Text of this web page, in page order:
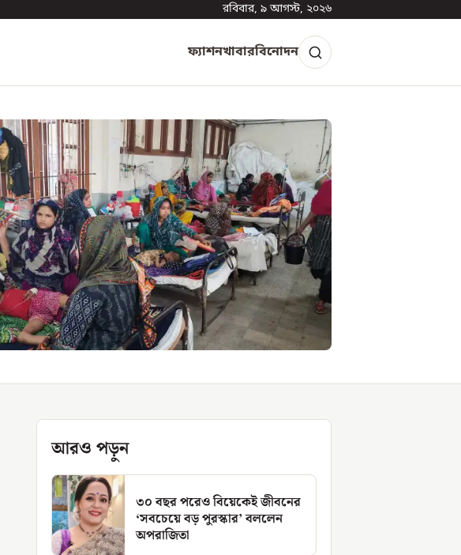
রবিবার, ৯ আগস্ট, ২০২৬
ফ্যাশনখাবারবিনোদন
আরও পড়ুন
৩০ বছর পরেও বিয়েকেই জীবনের
‘সবচেয়ে বড় পুরস্কার’ বললেন
অপরাজিতা